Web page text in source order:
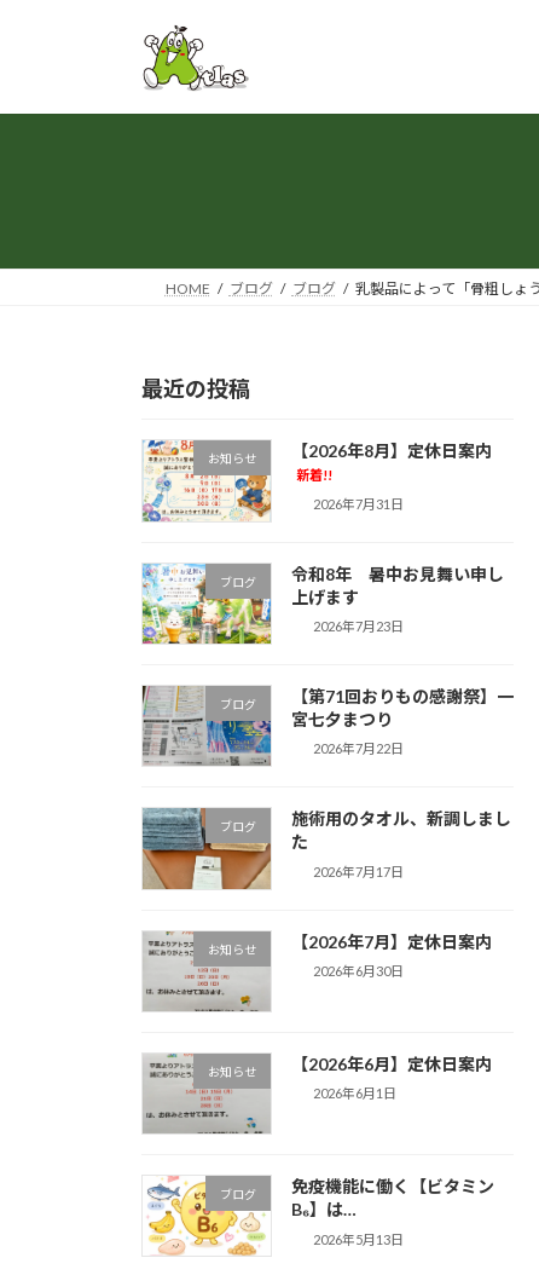
プ
動
HOME ブログ ブログ 乳製品によって「骨粗しょ
最近の投稿
お知らせ 【2026年8月】定休日案内
新着!!
2026年7月31日
ブログ
令和8年 暑中お見舞い申し
上げます
2026年7月23日
ブログ
【第71回おりもの感謝祭】一
宮七夕まつり
2026年7月22日
ブログ
施術用のタオル、新調しまし
た
2026年7月17日
お知らせ 【2026年7月】定休日案内
2026年6月30日
お知らせ 【2026年6月】定休日案内
2026年6月1日
ブログ
免疫機能に働く【ビタミン
B₆】は…
2026年5月13日